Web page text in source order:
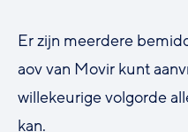
Advisors
Er zijn meerdere
aov van Movir kunt
willekeurige volgorde
kan.